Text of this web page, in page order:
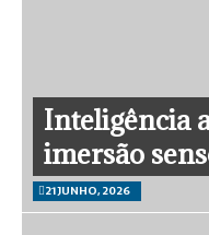
Inteligência
imersão
21 JUNHO, 2026